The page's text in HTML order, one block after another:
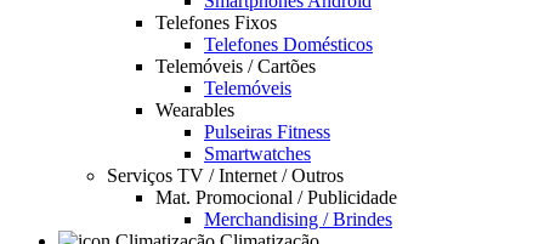
Telefones Fixos
Telefones Domésticos
Telemóveis / Cartões
Telemóveis
Wearables
Pulseiras Fitness
Smartwatches
Serviços TV / Internet / Outros
Mat. Promocional / Publicidade
Merchandising / Brindes